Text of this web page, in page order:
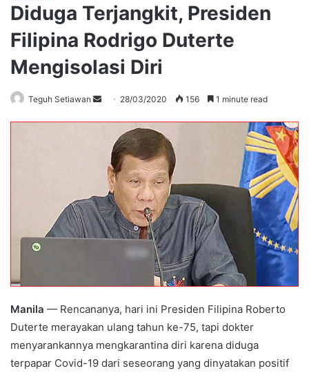
Diduga Terjangkit, Presiden
Filipina Rodrigo Duterte
Mengisolasi Diri
Teguh Setiawan
Send 28/03/2020 156 1 minute read
Manila — Rencananya, hari ini Presiden Filipina Roberto
Duterte merayakan ulang tahun ke-75, tapi dokter
menyarankannya mengkarantina diri karena diduga
terpapar Covid-19 dari seseorang yang dinyatakan positif